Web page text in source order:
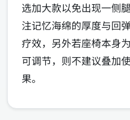
选加大款以免出现一侧
注记忆海绵的厚度与回
疗效，另外若座椅本身
可调节，则不建议叠加
果。